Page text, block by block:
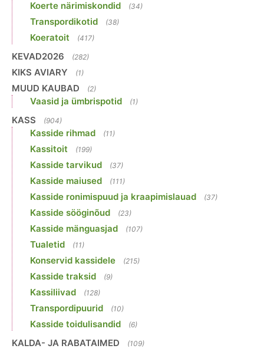
Koerte närimiskondid (34)
Transpordikotid (38)
Koeratoit (417)
KEVAD2026 (282)
KIKS AVIARY (1)
MUUD KAUBAD (2)
Vaasid ja ümbrispotid (1)
KASS (904)
Kasside rihmad (11)
Kassitoit (199)
Kasside tarvikud (37)
Kasside maiused (111)
Kasside ronimispuud ja kraapimislauad (37)
Kasside sööginõud (23)
Kasside mänguasjad (107)
Tualetid (11)
Konservid kassidele (215)
Kasside traksid (9)
Kassiliivad (128)
Transpordipuurid (10)
Kasside toidulisandid (6)
KALDA- JA RABATAIMED (109)